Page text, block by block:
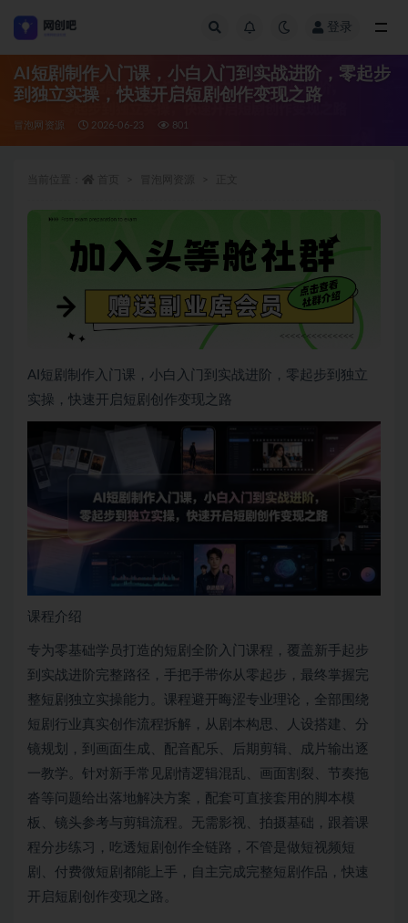
登录
AI短剧制作入门课，小白入门到实战进阶，零起步
到独立实操，快速开启短剧创作变现之路
冒泡网资源 2026-06-23 801
AI短剧制作入门课，小白入门到实战进阶，零起步到独立
实操，快速开启短剧创作变现之路
课程介绍
专为零基础学员打造的短剧全阶入门课程，覆盖新手起步
到实战进阶完整路径，手把手带你从零起步，最终掌握完
整短剧独立实操能力。课程避开晦涩专业理论，全部围绕
短剧行业真实创作流程拆解，从剧本构思、人设搭建、分
镜规划，到画面生成、配音配乐、后期剪辑、成片输出逐
一教学。针对新手常见剧情逻辑混乱、画面割裂、节奏拖
沓等问题给出落地解决方案，配套可直接套用的脚本模
板、镜头参考与剪辑流程。无需影视、拍摄基础，跟着课
程分步练习，吃透短剧创作全链路，不管是做短视频短
剧、付费微短剧都能上手，自主完成完整短剧作品，快速
开启短剧创作变现之路。